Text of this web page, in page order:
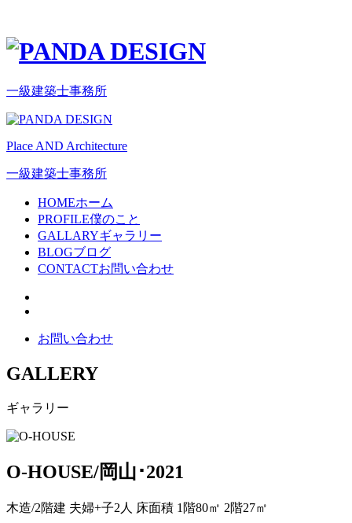
一級建築士事務所
Place AND Architecture
一級建築士事務所
HOMEホーム
PROFILE僕のこと
GALLARYギャラリー
BLOGブログ
CONTACTお問い合わせ
お問い合わせ
GALLERY
ギャラリー
O-HOUSE/岡山･2021
木造/2階建 夫婦+子2人 床面積 1階80㎡ 2階27㎡